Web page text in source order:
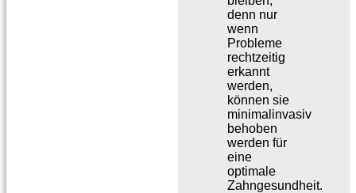
denn nur
wenn
Probleme
rechtzeitig
erkannt
werden,
können sie
minimalinvasiv
behoben
werden für
eine
optimale
Zahngesundheit.